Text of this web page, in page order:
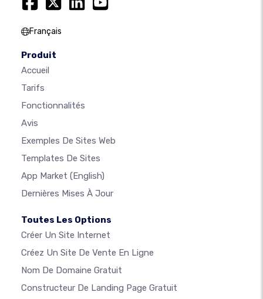
Français
Produit
Accueil
Tarifs
Fonctionnalités
Avis
Exemples De Sites Web
Templates De Sites
App Market (English)
Dernières Mises À Jour
Toutes Les Options
Créer Un Site Internet
Créez Un Site De Vente En Ligne
Nom De Domaine Gratuit
Constructeur De Landing Page Gratuit